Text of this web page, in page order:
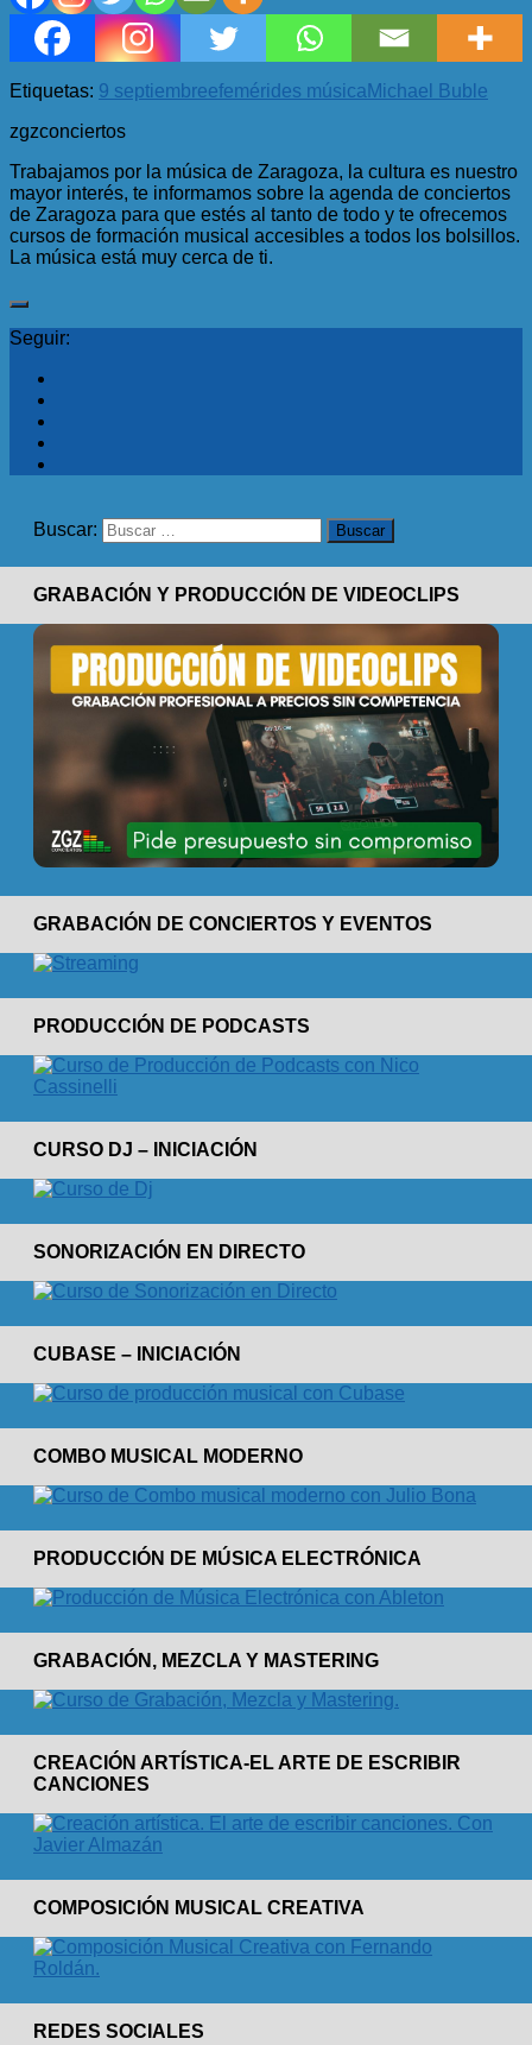
Etiquetas: 9 septiembreefemérides música Michael Buble
zgzconciertos
Trabajamos por la música de Zaragoza, la cultura es nuestro
mayor interés, te informamos sobre la agenda de conciertos
de Zaragoza para que estés al tanto de todo y te ofrecemos
cursos de formación musical accesibles a todos los bolsillos.
La música está muy cerca de ti.
Seguir:
Buscar:
GRABACIÓN Y PRODUCCIÓN DE VIDEOCLIPS
GRABACIÓN DE CONCIERTOS Y EVENTOS
PRODUCCIÓN DE PODCASTS
CURSO DJ – INICIACIÓN
SONORIZACIÓN EN DIRECTO
CUBASE – INICIACIÓN
COMBO MUSICAL MODERNO
PRODUCCIÓN DE MÚSICA ELECTRÓNICA
GRABACIÓN, MEZCLA Y MASTERING
CREACIÓN ARTÍSTICA-EL ARTE DE ESCRIBIR
CANCIONES
COMPOSICIÓN MUSICAL CREATIVA
REDES SOCIALES